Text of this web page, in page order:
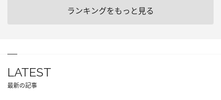
ランキングをもっと見る
LATEST
最新の記事